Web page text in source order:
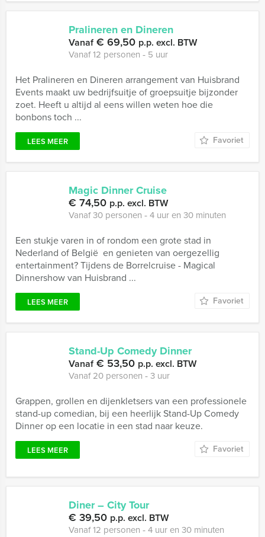
Pralineren en Dineren
Vanaf€ 69,50 p.p. excl. BTW
Vanaf 12 personen ‐ 5 uur
Het Pralineren en Dineren arrangement van Huisbrand
Events maakt uw bedrijfsuitje of groepsuitje bijzonder
zoet. Heeft u altijd al eens willen weten hoe die
bonbons toch ...
LEES MEER Favoriet
Magic Dinner Cruise
€ 74,50 p.p. excl. BTW
Vanaf 30 personen ‐ 4 uur en 30 minuten
Een stukje varen in of rondom een grote stad in
Nederland of België en genieten van oergezellig
entertainment? Tijdens de Borrelcruise - Magical
Dinnershow van Huisbrand ...
LEES MEER Favoriet
Stand-Up Comedy Dinner
Vanaf€ 53,50 p.p. excl. BTW
Vanaf 20 personen ‐ 3 uur
Grappen, grollen en dijenkletsers van een professionele
stand-up comedian, bij een heerlijk Stand-Up Comedy
Dinner op een locatie in een stad naar keuze.
LEES MEER Favoriet
Diner – City Tour
€ 39,50 p.p. excl. BTW
Vanaf 12 personen ‐ 4 uur en 30 minuten